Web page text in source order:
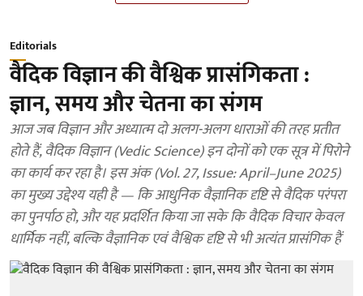
Editorials
वैदिक विज्ञान की वैश्विक प्रासंगिकता :
ज्ञान, समय और चेतना का संगम
आज जब विज्ञान और अध्यात्म दो अलग-अलग धाराओं की तरह प्रतीत
होते हैं, वैदिक विज्ञान (Vedic Science) इन दोनों को एक सूत्र में पिरोने
का कार्य कर रहा है। इस अंक (Vol. 27, Issue: April–June 2025)
का मुख्य उद्देश्य यही है — कि आधुनिक वैज्ञानिक दृष्टि से वैदिक परंपरा
का पुनर्पाठ हो, और यह प्रदर्शित किया जा सके कि वैदिक विचार केवल
धार्मिक नहीं, बल्कि वैज्ञानिक एवं वैश्विक दृष्टि से भी अत्यंत प्रासंगिक हैं